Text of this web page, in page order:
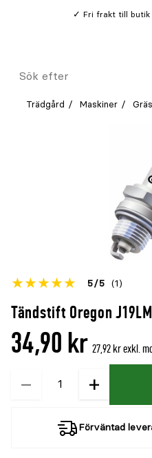
Fri frakt till butik
Meny
Sök
Trädgård Maskiner
Tändstift Oregon J19LM
Betyget
denna
produkt
{0}
5 5 (1)
Öppna
34,90 kr 27,92 kr exkl.
−
Kvantitet +
Förväntad